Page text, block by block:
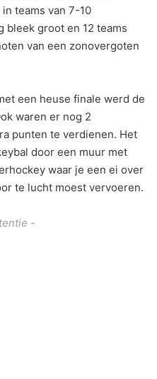
teams van 7-10
bleek groot en 12 teams
van een zonovergoten
een heuse finale werd de
waren er nog 2
punten te verdienen. Het
door een muur met
waar je een ei over
te lucht moest vervoeren.
-